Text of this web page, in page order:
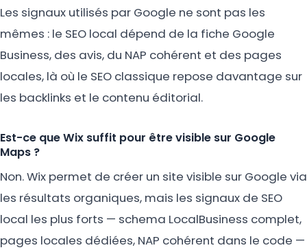
Les signaux utilisés par Google ne sont pas les
mêmes : le SEO local dépend de la fiche Google
Business, des avis, du NAP cohérent et des pages
locales, là où le SEO classique repose davantage sur
les backlinks et le contenu éditorial.
Est-ce que Wix suffit pour être visible sur Google
Maps ?
Non. Wix permet de créer un site visible sur Google via
les résultats organiques, mais les signaux de SEO
local les plus forts — schema LocalBusiness complet,
pages locales dédiées, NAP cohérent dans le code —